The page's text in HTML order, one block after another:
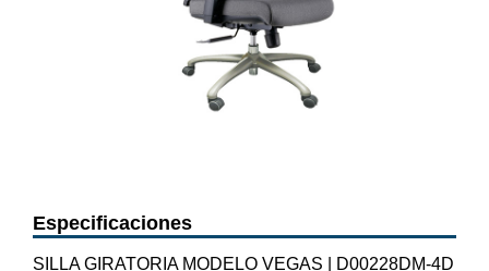
Especificaciones
SILLA GIRATORIA MODELO VEGAS | D00228DM-4D